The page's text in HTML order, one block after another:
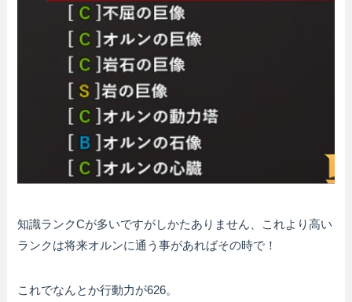
知識ランクCが多いですがしかたありません、これより高い
ランクは将来オルンに通う事があればその時で！
これでなんとか行動力が626。